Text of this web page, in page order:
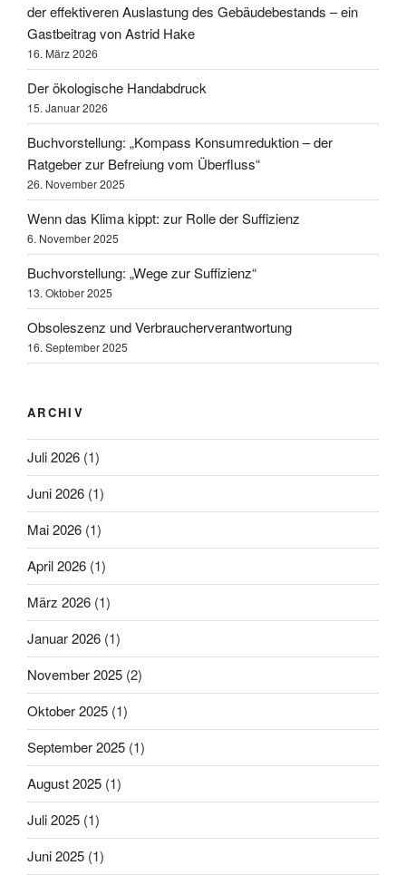
der effektiveren Auslastung des Gebäudebestands – ein
Gastbeitrag von Astrid Hake
16. März 2026
Der ökologische Handabdruck
15. Januar 2026
Buchvorstellung: „Kompass Konsumreduktion – der
Ratgeber zur Befreiung vom Überfluss“
26. November 2025
Wenn das Klima kippt: zur Rolle der Suffizienz
6. November 2025
Buchvorstellung: „Wege zur Suffizienz“
13. Oktober 2025
Obsoleszenz und Verbraucherverantwortung
16. September 2025
ARCHIV
Juli 2026 (1)
Juni 2026 (1)
Mai 2026 (1)
April 2026 (1)
März 2026 (1)
Januar 2026 (1)
November 2025 (2)
Oktober 2025 (1)
September 2025 (1)
August 2025 (1)
Juli 2025 (1)
Juni 2025 (1)